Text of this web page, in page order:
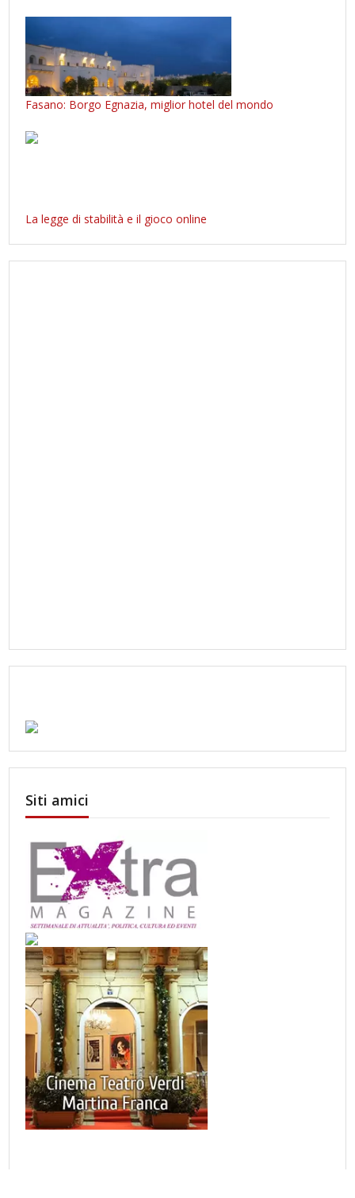
Fasano: Borgo Egnazia, miglior hotel del mondo
La legge di stabilità e il gioco online
Siti amici